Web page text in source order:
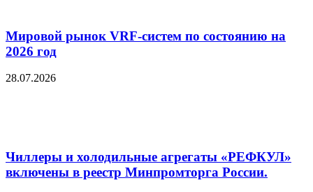
Мировой рынок VRF-систем по состоянию на
2026 год
28.07.2026
Чиллеры и холодильные агрегаты «РЕФКУЛ»
включены в реестр Минпромторга России.